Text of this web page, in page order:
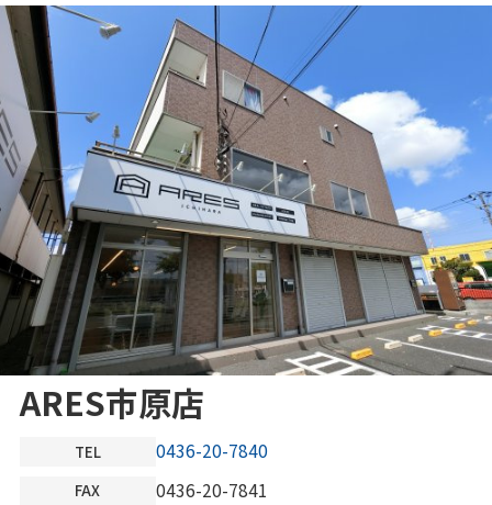
ARES市原店
TEL 0436-20-7840
FAX 0436-20-7841